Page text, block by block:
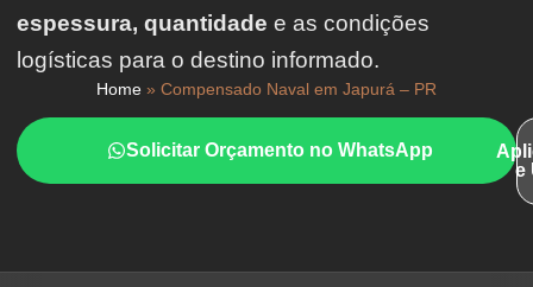
espessura, quantidade e as condições
logísticas para o destino informado.
Home » Compensado Naval em Japurá – PR
Solicitar Orçamento no WhatsApp
e